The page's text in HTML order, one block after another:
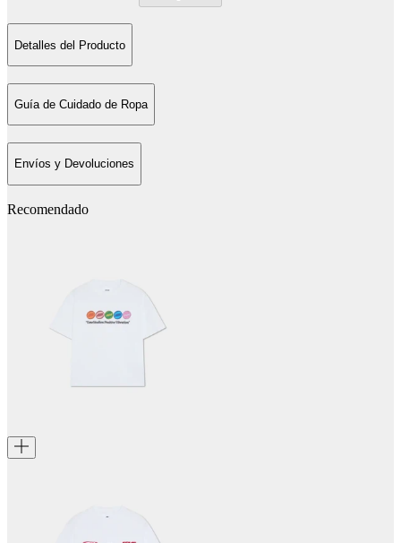
Detalles del Producto
Guía de Cuidado de Ropa
Envíos y Devoluciones
Recomendado